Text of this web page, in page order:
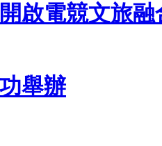
啟電競文旅融
舉辦